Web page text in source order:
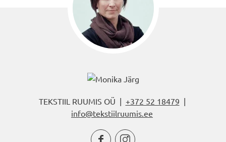
TEKSTIIL RUUMIS OÜ | +372 52 18479 |
info@tekstiilruumis.ee
 